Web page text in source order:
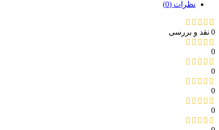
نظرات (0)
0 نقد و بررسی
0
0
0
0